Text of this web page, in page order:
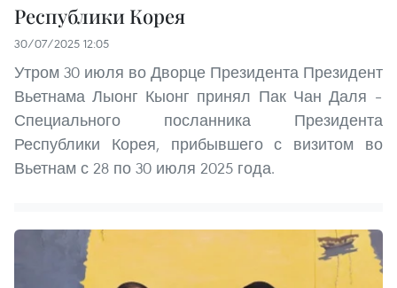
Республики Корея
30/07/2025 12:05
Утром 30 июля во Дворце Президента Президент
Вьетнама Лыонг Кыонг принял Пак Чан Даля –
Специального посланника Президента
Республики Корея, прибывшего с визитом во
Вьетнам с 28 по 30 июля 2025 года.